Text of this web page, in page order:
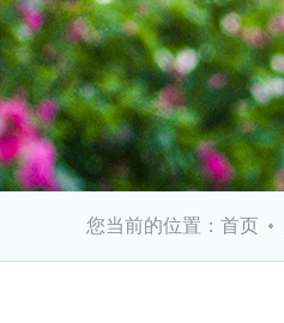
您当前的位置： 首页